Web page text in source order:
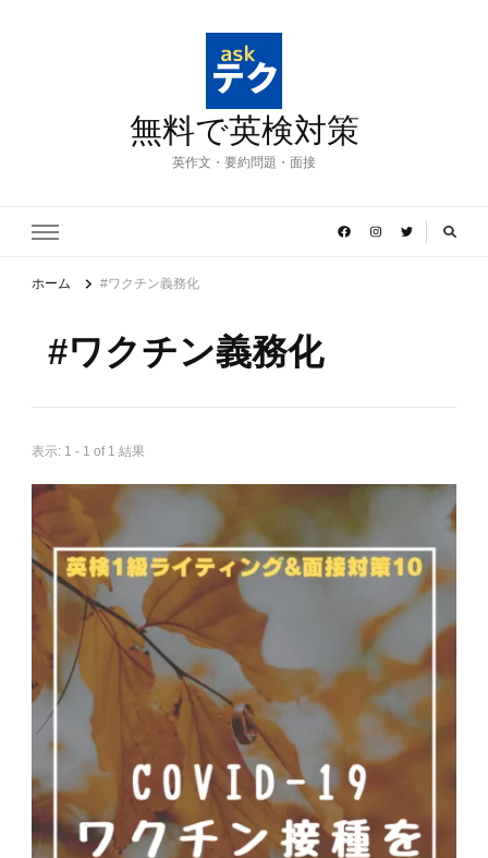
無料で英検対策
英作文・要約問題・面接
ホーム #ワクチン義務化
#ワクチン義務化
表示: 1 - 1 of 1 結果